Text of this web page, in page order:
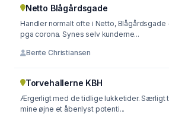
Netto Blågårdsgade
Handler normalt ofte i Netto,
pga corona. Synes selv kunderne...
Bente Christiansen
Torvehallerne KBH
Ærgerligt med de tidlige lukketider. Særligt
mine øjne et åbenlyst potenti...